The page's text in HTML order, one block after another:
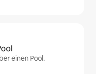
einen Pool.